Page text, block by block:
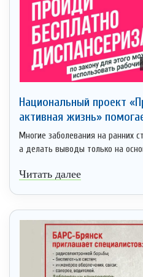
Национальный проект
активная жизнь»
Многие заболевания на ранних
а делать выводы только на
Читать далее